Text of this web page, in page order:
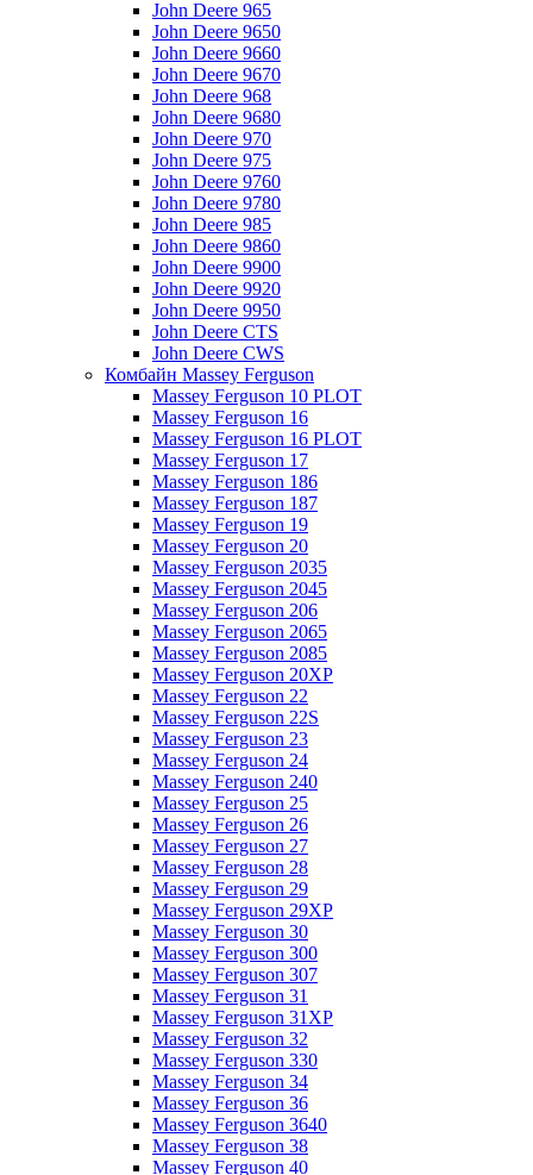
John Deere 965
John Deere 9650
John Deere 9660
John Deere 9670
John Deere 968
John Deere 9680
John Deere 970
John Deere 975
John Deere 9760
John Deere 9780
John Deere 985
John Deere 9860
John Deere 9900
John Deere 9920
John Deere 9950
John Deere CTS
John Deere CWS
Комбайн Massey Ferguson
Massey Ferguson 10 PLOT
Massey Ferguson 16
Massey Ferguson 16 PLOT
Massey Ferguson 17
Massey Ferguson 186
Massey Ferguson 187
Massey Ferguson 19
Massey Ferguson 20
Massey Ferguson 2035
Massey Ferguson 2045
Massey Ferguson 206
Massey Ferguson 2065
Massey Ferguson 2085
Massey Ferguson 20XP
Massey Ferguson 22
Massey Ferguson 22S
Massey Ferguson 23
Massey Ferguson 24
Massey Ferguson 240
Massey Ferguson 25
Massey Ferguson 26
Massey Ferguson 27
Massey Ferguson 28
Massey Ferguson 29
Massey Ferguson 29XP
Massey Ferguson 30
Massey Ferguson 300
Massey Ferguson 307
Massey Ferguson 31
Massey Ferguson 31XP
Massey Ferguson 32
Massey Ferguson 330
Massey Ferguson 34
Massey Ferguson 36
Massey Ferguson 3640
Massey Ferguson 38
Massey Ferguson 40